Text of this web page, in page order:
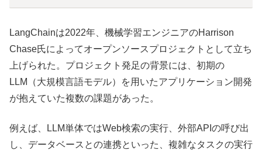
LangChainは2022年、機械学習エンジニアのHarrison
Chase氏によってオープンソースプロジェクトとして立ち
上げられた。プロジェクト発足の背景には、初期の
LLM（大規模言語モデル）を用いたアプリケーション開発
が抱えていた複数の課題があった。
例えば、LLM単体ではWeb検索の実行、外部APIの呼び出
し、データベースとの連携といった、複雑なタスクの実行